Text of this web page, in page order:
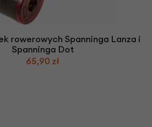
rowerowych Spanninga Lanza i
Spanninga Dot
65,90 zł